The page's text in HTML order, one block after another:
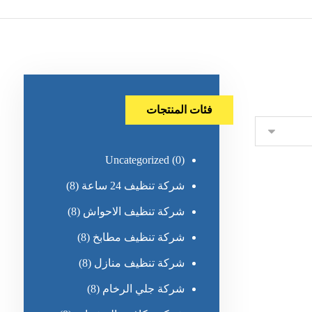
فئات المنتجات
Uncategorized (0)
شركة تنظيف 24 ساعة (8)
شركة تنظيف الاحواش (8)
شركة تنظيف مطابخ (8)
شركة تنظيف منازل (8)
شركة جلي الرخام (8)